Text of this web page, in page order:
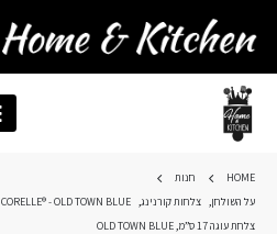
HOME
חנות
על השולחן, צלחות קורנינג,
CORELLE® - OLD TOWN BLUE
צלחת עוגה 17 ס”מ, OLD TOWN BLUE